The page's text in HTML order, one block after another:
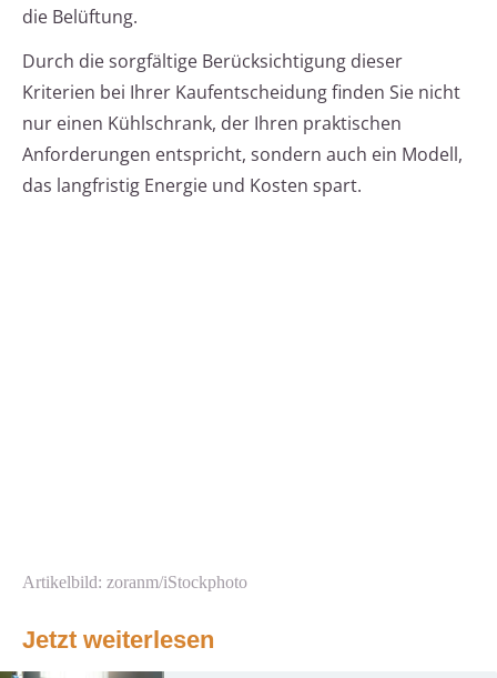
die Belüftung.
Durch die sorgfältige Berücksichtigung dieser
Kriterien bei Ihrer Kaufentscheidung finden Sie nicht
nur einen Kühlschrank, der Ihren praktischen
Anforderungen entspricht, sondern auch ein Modell,
das langfristig Energie und Kosten spart.
Artikelbild: zoranm/iStockphoto
Jetzt weiterlesen